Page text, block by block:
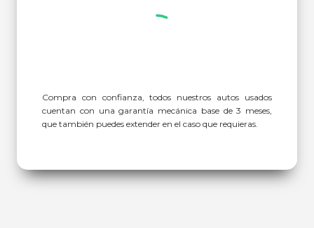
Compra con confianza, todos nuestros autos usados
cuentan con una garantía mecánica base de 3 meses,
que también puedes extender en el caso que requieras.